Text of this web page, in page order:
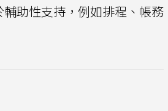
助性支持，例如排程、帳務